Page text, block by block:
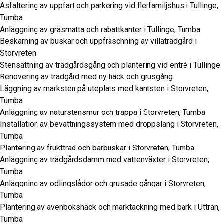
Asfaltering av uppfart och parkering vid flerfamiljshus i Tullinge,
Tumba
Anläggning av gräsmatta och rabattkanter i Tullinge, Tumba
Beskärning av buskar och uppfräschning av villaträdgård i
Storvreten
Stensättning av trädgårdsgång och plantering vid entré i Tullinge
Renovering av trädgård med ny häck och grusgång
Läggning av marksten på uteplats med kantsten i Storvreten,
Tumba
Anläggning av naturstensmur och trappa i Storvreten, Tumba
Installation av bevattningssystem med droppslang i Storvreten,
Tumba
Plantering av fruktträd och bärbuskar i Storvreten, Tumba
Anläggning av trädgårdsdamm med vattenväxter i Storvreten,
Tumba
Anläggning av odlingslådor och grusade gångar i Storvreten,
Tumba
Plantering av avenbokshäck och marktäckning med bark i Uttran,
Tumba